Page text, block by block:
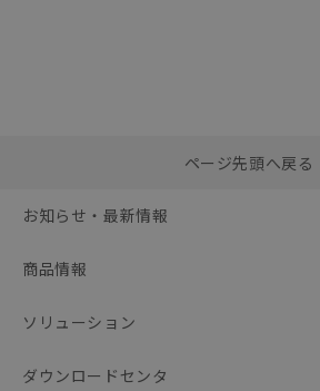
括ダウンロード
ページ先頭へ戻る
お知らせ・最新情報
商品情報
ソリューション
ダウンロードセンタ